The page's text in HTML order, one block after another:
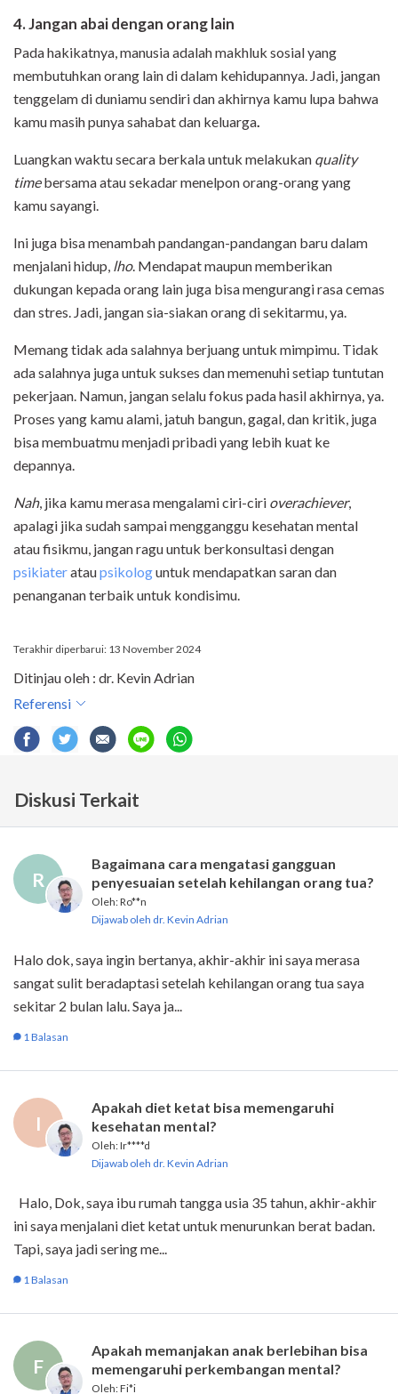
4. Jangan abai dengan orang lain
Pada hakikatnya, manusia adalah makhluk sosial yang
membutuhkan orang lain di dalam kehidupannya. Jadi, jangan
tenggelam di duniamu sendiri dan akhirnya kamu lupa bahwa
kamu masih punya sahabat dan keluarga.
Luangkan waktu secara berkala untuk melakukan quality
timebersama atau sekadar menelpon orang-orang yang
kamu sayangi.
Ini juga bisa menambah pandangan-pandangan baru dalam
menjalani hidup, lho. Mendapat maupun memberikan
dukungan kepada orang lain juga bisa mengurangi rasa cemas
dan stres. Jadi, jangan sia-siakan orang di sekitarmu, ya.
Memang tidak ada salahnya berjuang untuk mimpimu. Tidak
ada salahnya juga untuk sukses dan memenuhi setiap tuntutan
pekerjaan. Namun, jangan selalu fokus pada hasil akhirnya, ya.
Proses yang kamu alami, jatuh bangun, gagal, dan kritik, juga
bisa membuatmu menjadi pribadi yang lebih kuat ke
depannya.
Nah, jika kamu merasa mengalami ciri-ciri overachiever,
apalagi jika sudah sampai mengganggu kesehatan mental
atau fisikmu, jangan ragu untuk berkonsultasi dengan
psikiaterataupsikologuntuk mendapatkan saran dan
penanganan terbaik untuk kondisimu.
Terakhir diperbarui: 13 November 2024